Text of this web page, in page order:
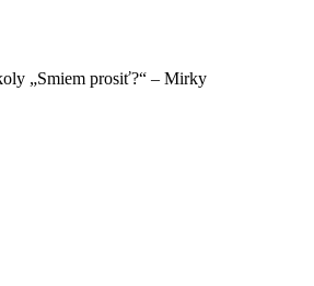
„Smiem prosiť?“ – Mirky